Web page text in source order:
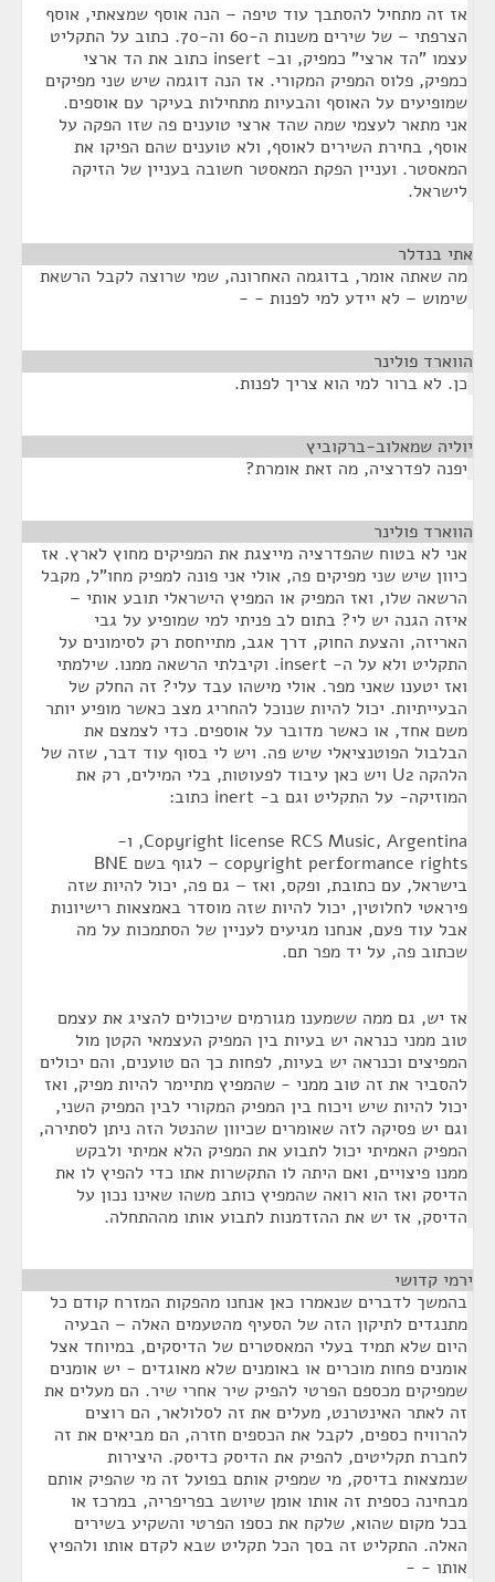
אז זה מתחיל להסתבך עוד טיפה – הנה אוסף שמצאתי, אוסף
הצרפתי – של שירים משנות ה-60 וה-70. כתוב על התקליט
עצמו "הד ארצי" כמפיק, וב- insert כתוב את הד ארצי
כמפיק, פלוס המפיק המקורי. אז הנה דוגמה שיש שני מפיקים
שמופיעים על האוסף והבעיות מתחילות בעיקר עם אוספים.
אני מתאר לעצמי שמה שהד ארצי טוענים פה שזו הפקה על
אוסף, בחירת השירים לאוסף, ולא טוענים שהם הפיקו את
המאסטר. ועניין הפקת המאסטר חשובה בעניין של הזיקה
לישראל.
אתי בנדלר
מה שאתה אומר, בדוגמה האחרונה, שמי שרוצה לקבל הרשאת
שימוש – לא יידע למי לפנות - -
הווארד פולינר
כן. לא ברור למי הוא צריך לפנות.
יוליה שמאלוב-ברקוביץ
יפנה לפדרציה, מה זאת אומרת?
הווארד פולינר
אני לא בטוח שהפדרציה מייצגת את המפיקים מחוץ לארץ. אז
כיוון שיש שני מפיקים פה, אולי אני פונה למפיק מחו"ל, מקבל
הרשאה שלו, ואז המפיק או המפיץ הישראלי תובע אותי –
איזה הגנה יש לי? בתום לב פניתי למי שמופיע על גבי
האריזה, והצעת החוק, דרך אגב, מתייחסת רק לסימונים על
התקליט ולא על ה- insert. וקיבלתי הרשאה ממנו. שילמתי
ואז יטענו שאני מפר. אולי מישהו עבד עלי? זה החלק של
הבעייתיות. יכול להיות שנוכל להחריג מצב כאשר מופיע יותר
משם אחד, או כאשר מדובר על אוספים. כדי לצמצם את
הבלבול הפוטנציאלי שיש פה. ויש לי בסוף עוד דבר, שזה של
הלהקה U2 ויש כאן עיבוד לפעוטות, בלי המילים, רק את
המוזיקה- על התקליט וגם ב- inert כתוב:
Copyright license RCS Music, Argentina, ו-
copyright performance rights – לגוף בשם BNE
בישראל, עם כתובת, ופקס, ואז – גם פה, יכול להיות שזה
פיראטי לחלוטין, יכול להיות שזה מוסדר באמצאות רישיונות
אבל עוד פעם, אנחנו מגיעים לעניין של הסתמכות על מה
שכתוב פה, על יד מפר תם.
אז יש, גם ממה ששמענו מגורמים שיכולים להציג את עצמם
טוב ממני כנראה יש בעיות בין המפיק העצמאי הקטן מול
המפיצים וכנראה יש בעיות, לפחות כך הם טוענים, והם יכולים
להסביר את זה טוב ממני - שהמפיץ מתיימר להיות מפיק, ואז
יכול להיות שיש ויכוח בין המפיק המקורי לבין המפיק השני,
וגם יש פסיקה לזה שאומרים שכיוון שהנטל הזה ניתן לסתירה,
המפיק האמיתי יכול לתבוע את המפיק הלא אמיתי ולבקש
ממנו פיצויים, ואם היתה לו התקשרות אתו כדי להפיץ לו את
הדיסק ואז הוא רואה שהמפיץ כותב משהו שאינו נכון על
הדיסק, אז יש את ההזדמנות לתבוע אותו מההתחלה.
ירמי קדושי
בהמשך לדברים שנאמרו כאן אנחנו מהפקות המזרח קודם כל
מתנגדים לתיקון הזה של הסעיף מהטעמים האלה – הבעיה
היום שלא תמיד בעלי המאסטרים של הדיסקים, במיוחד אצל
אומנים פחות מוכרים או באומנים שלא מאוגדים - יש אומנים
שמפיקים מכספם הפרטי להפיק שיר אחרי שיר. הם מעלים את
זה לאתר האינטרנט, מעלים את זה לסלולאר, הם רוצים
להרוויח כספים, לקבל את הכספים חזרה, הם מביאים את זה
לחברת תקליטים, להפיק את הדיסק כדיסק. היצירות
שנמצאות בדיסק, מי שמפיק אותם בפועל זה מי שהפיק אותם
מבחינה כספית זה אותו אומן שיושב בפריפריה, במרכז או
בכל מקום שהוא, שלקח את כספו הפרטי והשקיע בשירים
האלה. התקליט זה בסך הכל תקליט שבא לקדם אותו ולהפיץ
אותו - -